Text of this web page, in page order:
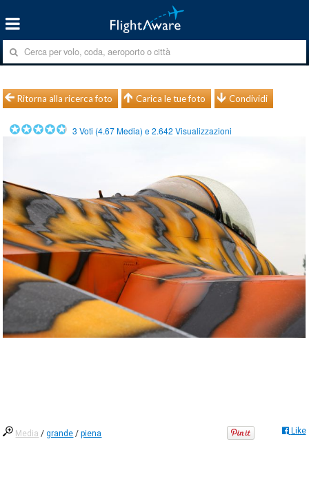
Ritorna alla ricerca foto Carica le tue foto Condividi
3 Voti (4.67Media) e2.642 Visualizzazioni
Media /grande /piena Like